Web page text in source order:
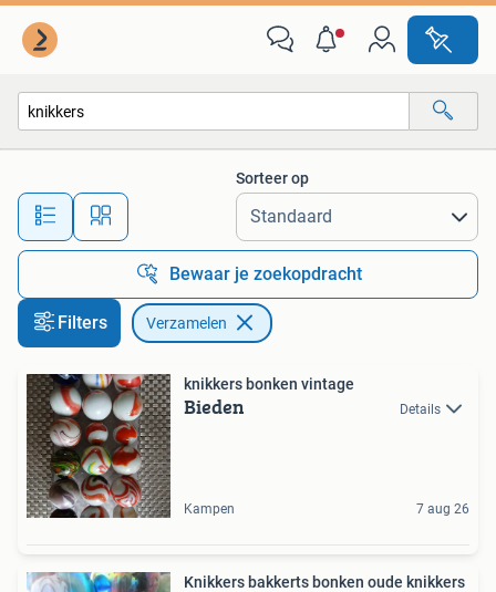
Alle afstanden…
Sorteer op
Bewaar je zoekopdracht
Filters Verzamelen
knikkers bonken vintage
Bieden Details
Kampen 7 aug 26
Knikkers bakkerts bonken oude knikkers